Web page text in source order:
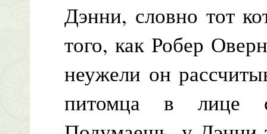
Дэнни, словно тот
того, как Робер
неужели он
питомца в лице